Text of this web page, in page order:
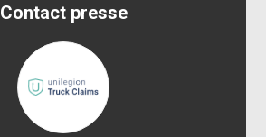
Contact presse